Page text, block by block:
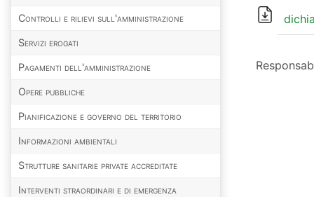
Controlli e rilievi sull'amministrazione
Servizi erogati
Pagamenti dell'amministrazione
Opere pubbliche
Pianificazione e governo del territorio
Informazioni ambientali
Strutture sanitarie private accreditate
Interventi straordinari e di emergenza